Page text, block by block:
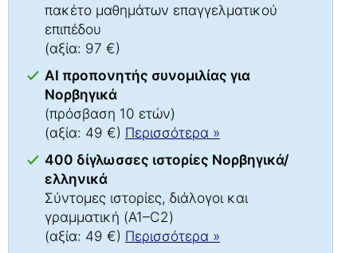
πακέτο μαθημάτων επαγγελματικού
επιπέδου
(αξία: 97 €)
AI προπονητής συνομιλίας για
Νορβηγικά
(πρόσβαση 10 ετών)
(αξία: 49 €) Περισσότερα »
400 δίγλωσσες ιστορίες Νορβηγικά/
ελληνικά
Σύντομες ιστορίες, διάλογοι και
γραμματική (A1–C2)
(αξία: 49 €) Περισσότερα »